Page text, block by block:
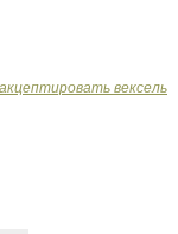
акцептировать вексель